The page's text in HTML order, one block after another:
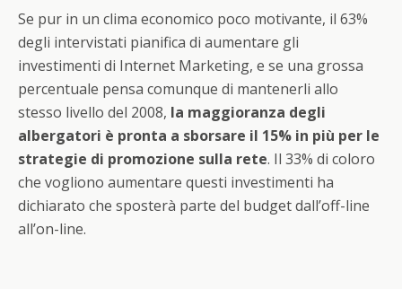
Se pur in un clima economico poco motivante, il 63%
degli intervistati pianifica di aumentare gli
investimenti di Internet Marketing, e se una grossa
percentuale pensa comunque di mantenerli allo
stesso livello del 2008, la maggioranza degli
albergatori è pronta a sborsare il 15% in più per le
strategie di promozione sulla rete. Il 33% di coloro
che vogliono aumentare questi investimenti ha
dichiarato che sposterà parte del budget dall’off-line
all’on-line.